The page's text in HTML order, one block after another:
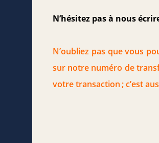
N’hésitez pas à nous
N’oubliez pas que vous
sur notre numéro de
votre transaction ; c’est